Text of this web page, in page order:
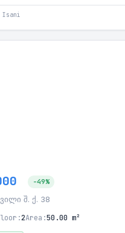
-49%
შ. ქ. 38
2Area:50.00 m²